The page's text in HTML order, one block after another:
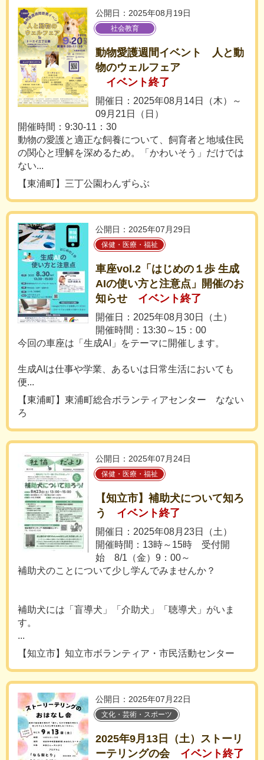
公開日：2025年08月19日
社会教育
動物愛護週間イベント 人と動
物のウェルフェア
イベント終了
開催日：2025年08月14日（木）～
09月21日（日）
開催時間：9:30-11：30
動物の愛護と適正な飼養について、飼育者と地域住民
の関心と理解を深めるため。「かわいそう」だけでは
ない...
【東浦町】三丁公園わんずらぶ
公開日：2025年07月29日
保健・医療・福祉
車座vol.2「はじめの１歩 生成
AIの使い方と注意点」開催のお
知らせ
イベント終了
開催日：2025年08月30日（土）
開催時間：13:30～15：00
今回の車座は「生成AI」をテーマに開催します。
生成AIは仕事や学業、あるいは日常生活においても
便...
【東浦町】東浦町総合ボランティアセンター なない
ろ
公開日：2025年07月24日
保健・医療・福祉
【知立市】補助犬について知ろ
う
イベント終了
開催日：2025年08月23日（土）
開催時間：13時～15時 受付開
始 8/1（金）9：00～
補助犬のことについて少し学んでみませんか？
補助犬には「盲導犬」「介助犬」「聴導犬」がいま
す。
...
【知立市】知立市ボランティア・市民活動センター
公開日：2025年07月22日
文化・芸術・スポーツ
2025年9月13日（土）ストーリ
ーテリングの会
イベント終了